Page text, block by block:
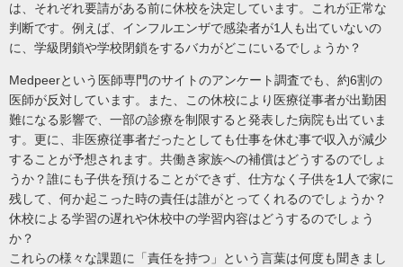
は、それぞれ要請がある前に休校を決定しています。これが正常な
判断です。例えば、インフルエンザで感染者が1人も出ていないの
に、学級閉鎖や学校閉鎖をするバカがどこにいるでしょうか？
Medpeerという医師専門のサイトのアンケート調査でも、約6割の
医師が反対しています。また、この休校により医療従事者が出勤困
難になる影響で、一部の診療を制限すると発表した病院も出ていま
す。更に、非医療従事者だったとしても仕事を休む事で収入が減少
することが予想されます。共働き家族への補償はどうするのでしょ
うか？誰にも子供を預けることができず、仕方なく子供を1人で家に
残して、何か起こった時の責任は誰がとってくれるのでしょうか？
休校による学習の遅れや休校中の学習内容はどうするのでしょう
か？
これらの様々な課題に「責任を持つ」という言葉は何度も聞きまし